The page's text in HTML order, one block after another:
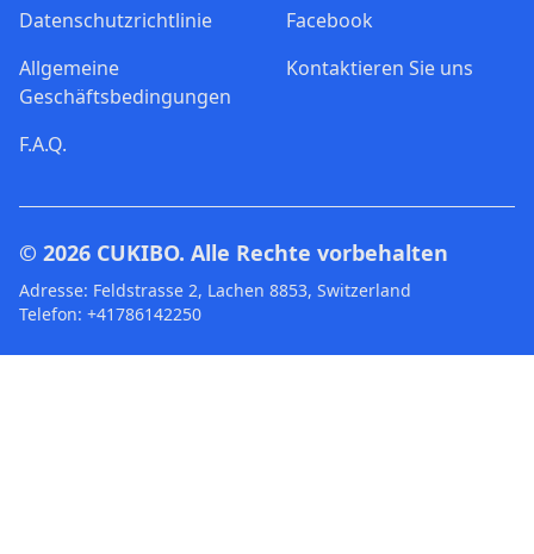
Datenschutzrichtlinie
Allgemeine
Geschäftsbedingungen
F.A.Q.
Facebook
Kontaktieren Sie uns
© 2026 CUKIBO. Alle Rechte vorbehalten
Adresse: Feldstrasse 2, Lachen 8853, Switzerland
Telefon: +41786142250